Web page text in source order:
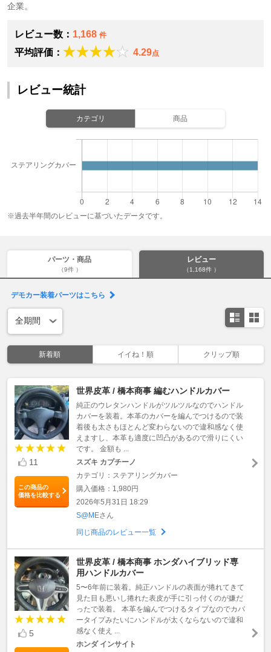
企業。
レビュー数： 1,168 件
平均評価： 4.29点
レビュー統計
カテゴリ 商品
※過去半年間のレビューに基づいたデータです。
パーツ・商品
（9件 ）
レビュー
（1,168件 ）
デモカー装着パーツはこちら
新着順 イイね！順 クリップ順
11
この商品の
価格を比較する
世界皮革 / 橋本商事 編むハンドルカバー
純正のウレタンハンドルがツルツルなのでハンドル
カバーを装着。本革のカバーを編んでつけるので装
着後も太さもほとんど変わらないので違和感なく使
えますし、本革も適度に凹凸があるので滑りにくい
です。 金額も ...
スズキ カプチーノ
カテゴリ：ステアリングカバー
購入価格：1,980円
2026年5月31日 18:29
S@MEさん
同じ商品のレビュー一覧
5
世界皮革 / 橋本商事 ホンダハイブリッド専
用ハンドルカバー
5〜6年前に装着。純正ハンドルの表面が捲れてきて
見た目も悪いし捲れた表皮が手に引っ付くのが嫌だ
ったで装着。 本革を編んでつけるタイプなのでカバ
ータイプみたいにハンドルが太くならないので違和
感なく使え ...
ホンダ インサイト